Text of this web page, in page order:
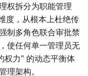
权拆分为职能管理
度，从根本上杜绝传
制多角色联合审批禁
使任何单一管理员无
权力" 的动态平衡体
理架构。